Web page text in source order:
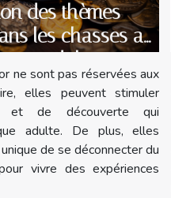
des thèmes
les chasses au
adultes
ne sont pas réservées aux
elles peuvent stimuler
et de découverte qui
adulte. De plus, elles
de se déconnecter du
vivre des expériences